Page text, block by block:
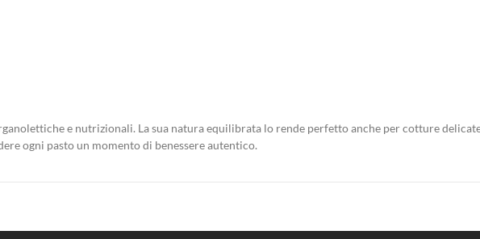
e nutrizionali. La sua natura equilibrata lo rende perfetto anche per cotture
ogni pasto un momento di benessere autentico.